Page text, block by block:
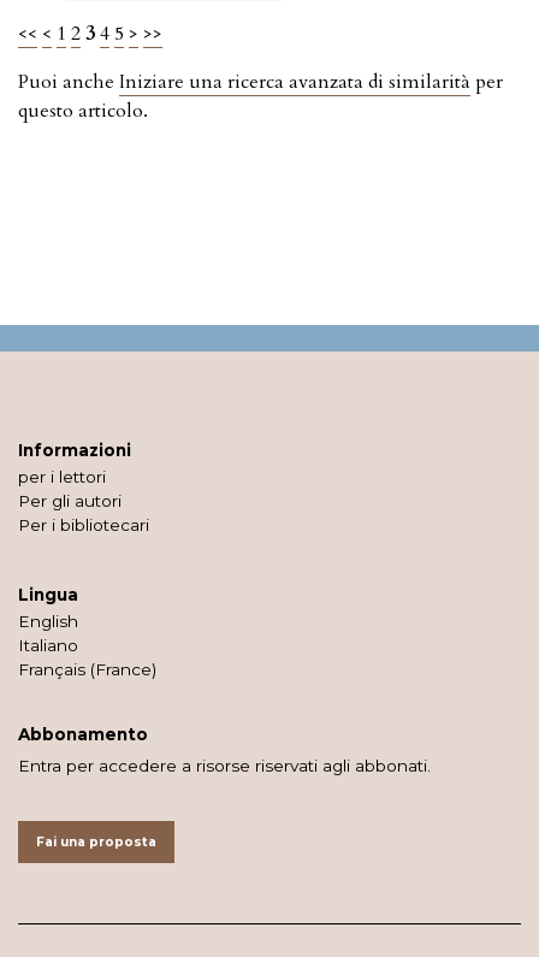
<< < 1 234 5 > >>
Puoi anche Iniziare una ricerca avanzata di similarità per
questo articolo.
Informazioni
per i lettori
Per gli autori
Per i bibliotecari
Lingua
English
Italiano
Français (France)
Abbonamento
Entra per accedere a risorse riservati agli abbonati.
Fai una proposta